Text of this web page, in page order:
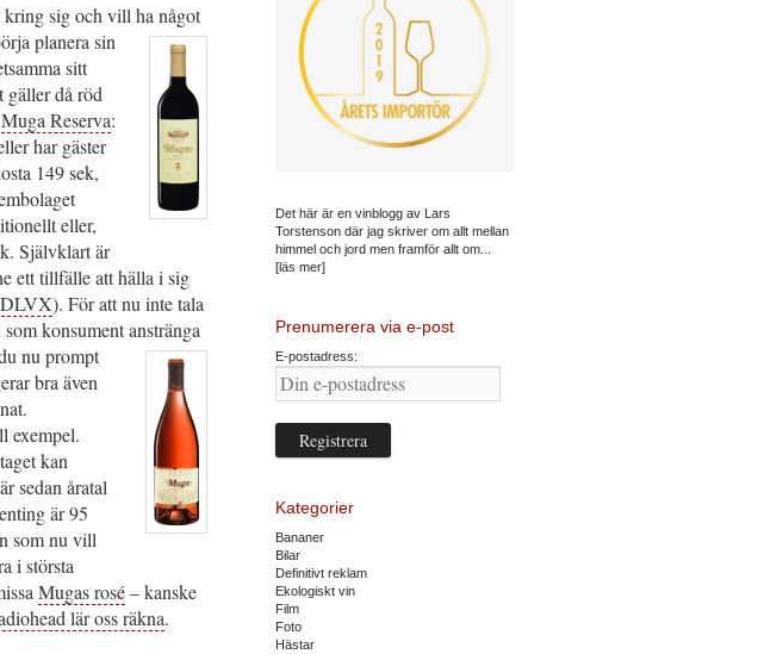
kring sig och vill ha något
planera sin
sitt
gäller då röd
Muga Reserva:
har gäster
149 sek,
eller,
Självklart är
ett tillfälle att hälla i sig
). För att nu inte tala
konsument anstränga
nu prompt
bra även
exempel.
kan
är sedan åratal
är 95
som nu vill
i största
Mugas rosé– kanske
lär oss räkna.
Det här är en vinblogg av Lars
Torstenson där jag skriver om allt mellan
himmel och jord men framför allt om...
[läs mer]
Prenumerera via e-post
E-postadress:
Kategorier
Bananer
Bilar
Definitivt reklam
Ekologiskt vin
Film
Foto
Hästar